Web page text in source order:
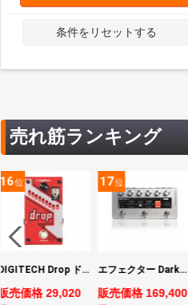
条件をリセットする
売れ筋ランキング
16位
DIGITECH Drop ドロップ・リチューニング・エフェクト
販売価格 29,020
17位
エフェクター Darkglass Electronics Anagram ベースエフェクター プリアンプ ダークグラス アナグラム
販売価格 169,400